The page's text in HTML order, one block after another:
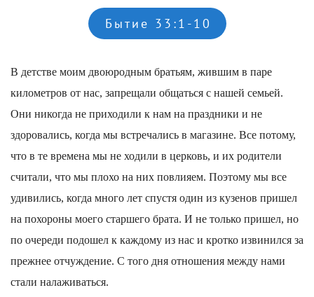
Бытие 33:1-10
В детстве моим двоюродным братьям, жившим в паре
километров от нас, запрещали общаться с нашей семьей.
Они никогда не приходили к нам на праздники и не
здоровались, когда мы встречались в магазине. Все потому,
что в те времена мы не ходили в церковь, и их родители
считали, что мы плохо на них повлияем. Поэтому мы все
удивились, когда много лет спустя один из кузенов пришел
на похороны моего старшего брата. И не только пришел, но
по очереди подошел к каждому из нас и кротко извинился за
прежнее отчуждение. С того дня отношения между нами
стали налаживаться.